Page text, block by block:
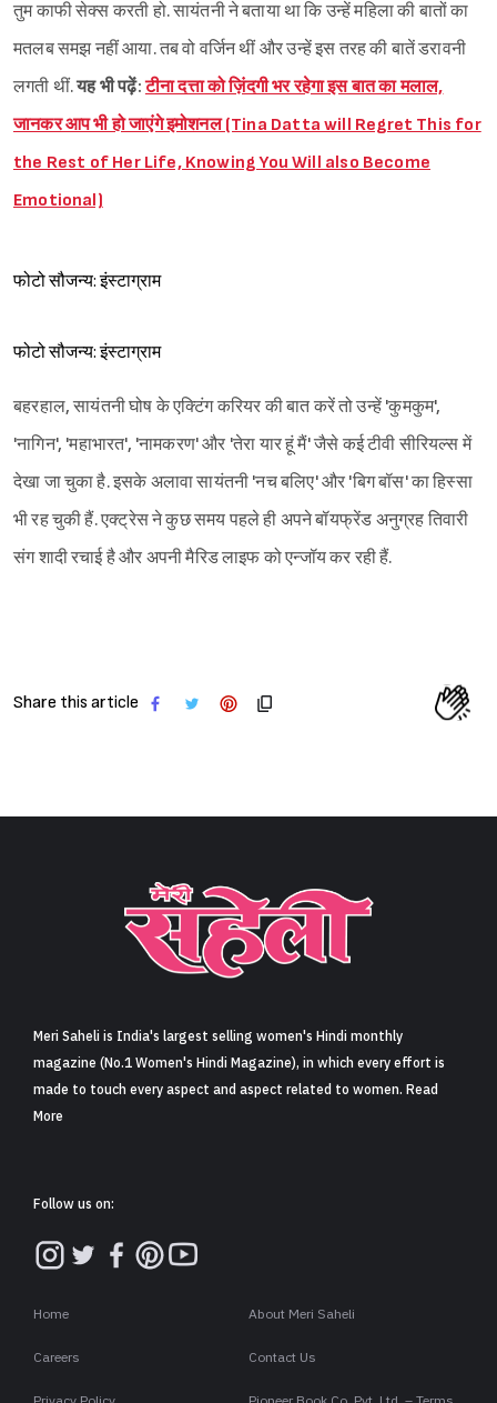
तुम काफी सेक्स करती हो. सायंतनी ने बताया था कि उन्हें महिला की बातों का
मतलब समझ नहीं आया. तब वो वर्जिन थीं और उन्हें इस तरह की बातें डरावनी
लगती थीं.यह भी पढ़ें:टीना दत्ता को ज़िंदगी भर रहेगा इस बात का मलाल,
जानकर आप भी हो जाएंगे इमोशनल (Tina Datta will Regret This for
the Rest of Her Life, Knowing You Will also Become
Emotional)
फोटो सौजन्य: इंस्टाग्राम
फोटो सौजन्य: इंस्टाग्राम
बहरहाल, सायंतनी घोष के एक्टिंग करियर की बात करें तो उन्हें 'कुमकुम',
'नागिन', 'महाभारत', 'नामकरण' और 'तेरा यार हूं मैं' जैसे कई टीवी सीरियल्स में
देखा जा चुका है. इसके अलावा सायंतनी 'नच बलिए' और 'बिग बॉस' का हिस्सा
भी रह चुकी हैं. एक्ट्रेस ने कुछ समय पहले ही अपने बॉयफ्रेंड अनुग्रह तिवारी
संग शादी रचाई है और अपनी मैरिड लाइफ को एन्जॉय कर रही हैं.
Share this article
Meri Saheli is India's largest selling women's Hindi monthly
magazine (No.1 Women's Hindi Magazine), in which every effort is
made to touch every aspect and aspect related to women. Read
More
Follow us on:
Home About Meri Saheli
Careers Contact Us